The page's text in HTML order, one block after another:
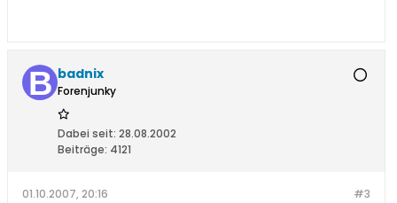
badnix
Forenjunky
Dabei seit: 28.08.2002
Beiträge: 4121
#3
01.10.2007, 20:16